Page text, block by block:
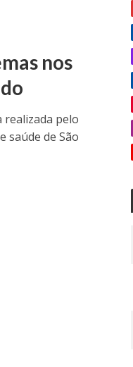
nos
realizada pelo
saúde de São